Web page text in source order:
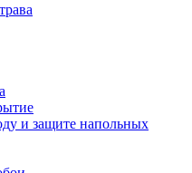
и защите напольных